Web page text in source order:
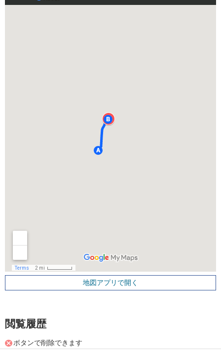
地図アプリで開く
閲覧履歴
ボタンで削除できます